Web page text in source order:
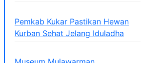
Pemkab Kukar Pastikan Hewan
Kurban Sehat Jelang Iduladha